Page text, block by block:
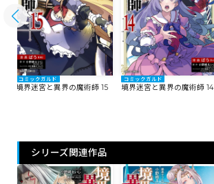
コミックガルド
境界迷宮と異界の魔術師 15
コミックガルド
境界迷宮と異界の魔術師 14
シリーズ関連作品